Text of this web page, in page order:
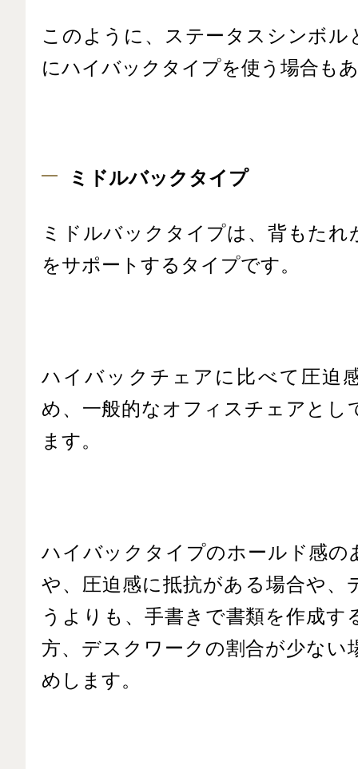
このように、ステータスシンボル
にハイバックタイプを使う場合も
ミドルバックタイプ
ミドルバックタイプは、背もたれ
をサポートするタイプです。
ハイバックチェアに比べて圧迫
め、一般的なオフィスチェアとし
ます。
ハイバックタイプのホールド感の
や、圧迫感に抵抗がある場合や、
うよりも、手書きで書類を作成す
方、デスクワークの割合が少ない
めします。